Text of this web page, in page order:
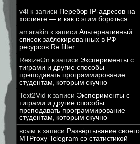
v4f к записи Перебор IP-адресов на
хостинге — и как с этим бороться
amarakin к записи Альтернативный
список заблокированных в РФ
ресурсов Re:filter
ResizeOn к записи Эксперименты с
тиграми и другие способы
преподавать программирование
студентам, которым скучно
Text2Vid к записи Эксперименты с
тиграми и другие способы
преподавать программирование
студентам, которым скучно
всым к записи Развёртывание своего
MTProxy Telegram со статистикой